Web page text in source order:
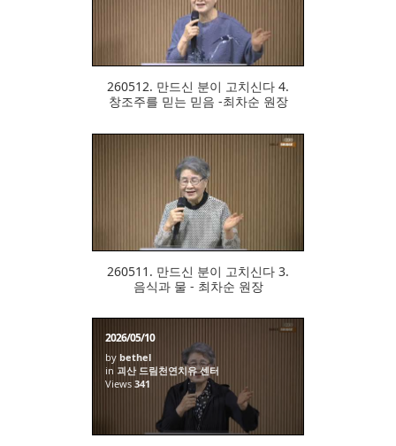
260512. 만드신 분이 고치신다 4.
창조주를 믿는 믿음 -최차순 원장
260511. 만드신 분이 고치신다 3.
음식과 물 - 최차순 원장
2026/05/10
bybethel
in 괴산 드림천연치유 센터
Views341